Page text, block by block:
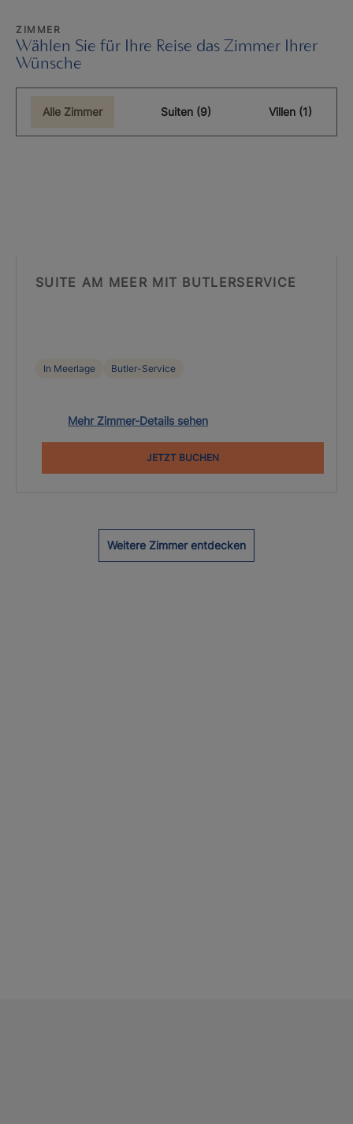
ZIMMER
Wählen Sie für Ihre Reise das Zimmer Ihrer
Wünsche
Alle Zimmer Suiten (9) Villen (1)
SUITE AM MEER MIT BUTLERSERVICE
In Meerlage Butler-Service
Mehr Zimmer-Details sehen
JETZT BUCHEN
Weitere Zimmer entdecken